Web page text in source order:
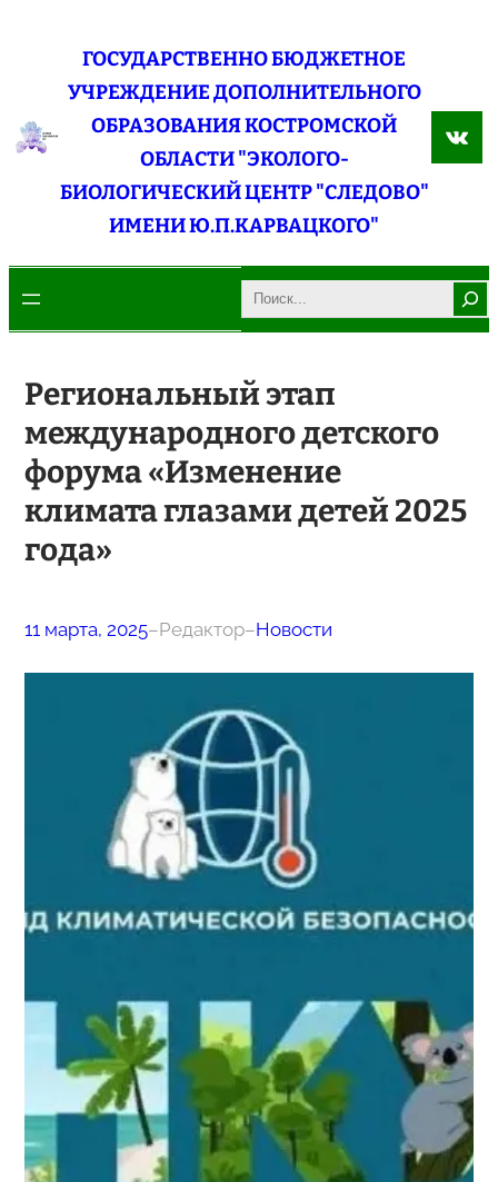
содержимому
ГОСУДАРСТВЕННО БЮДЖЕТНОЕ
УЧРЕЖДЕНИЕ ДОПОЛНИТЕЛЬНОГО
ОБРАЗОВАНИЯ КОСТРОМСКОЙ
ОБЛАСТИ "ЭКОЛОГО-
БИОЛОГИЧЕСКИЙ ЦЕНТР "СЛЕДОВО"
ИМЕНИ Ю.П.КАРВАЦКОГО"
Search
Региональный этап
международного детского
форума «Изменение
климата глазами детей 2025
года»
11 марта, 2025–Редактор–Новости